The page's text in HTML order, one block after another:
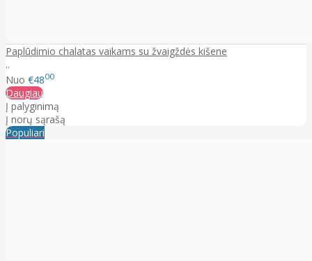
Paplūdimio chalatas vaikams su žvaigždės kišene
..
Nuo €4800
Daugiau
Į palyginimą
Į norų sąrašą
Populiari